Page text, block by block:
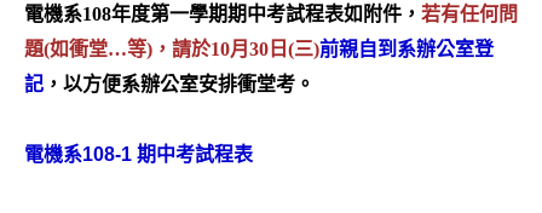
e
n
電機系108年度第一學期期中考試程表如附件， 若有任何問
題(如衝堂…等)，請於10月30日(三)前親自到系辦公室登
記 ，以方便系辦公室安排衝堂考。
電機系108-1 期中考試程表